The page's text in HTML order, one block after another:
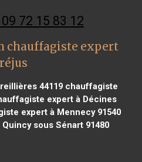
72 15 83 12
chauffagiste expert
44119chauffagiste
expert à Décines
expert à Mennecy 91540
sous Sénart 91480